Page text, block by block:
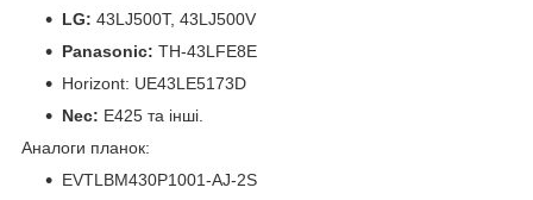
LG: 43LJ500T, 43LJ500V
Panasonic: TH-43LFE8E
Horizont: UE43LE5173D
Nec: E425 та інші.
Аналоги планок:
EVTLBM430P1001-AJ-2S